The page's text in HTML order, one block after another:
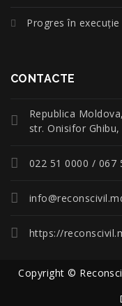
Progres în
CONTACTE
Republica
str. Onisifor Ghibu,
022 51 0000 / 067
https://
Copyright ©